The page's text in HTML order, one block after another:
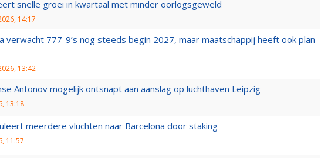
snelle groei in kwartaal met minder oorlogsgeweld
14:17
verwacht 777-9’s nog steeds begin 2027, maar maatschappij heeft ook plan
13:42
Antonov mogelijk ontsnapt aan aanslag op luchthaven Leipzig
13:18
meerdere vluchten naar Barcelona door staking
11:57